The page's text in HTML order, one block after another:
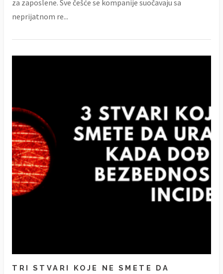
za zaposlene. Sve češće se kompanije suočavaju sa
neprijatnom re...
TRI STVARI KOJE NE SMETE DA